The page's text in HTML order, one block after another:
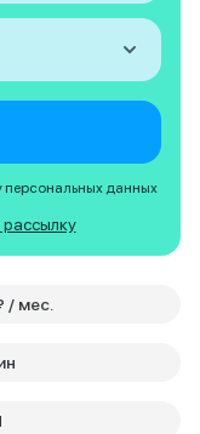
персональных данных
₽ / мес.